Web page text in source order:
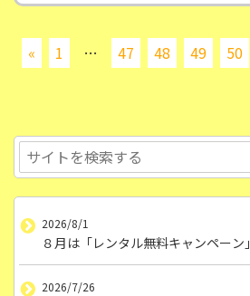
« 1 … 47 48 49 50
2026/8/1
８月は「レンタル無料キャンペーン」
2026/7/26